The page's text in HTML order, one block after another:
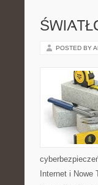
POSTED BY
Internet i